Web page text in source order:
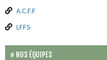
A.C.F.F
LFFS
NOS ÉQUIPES